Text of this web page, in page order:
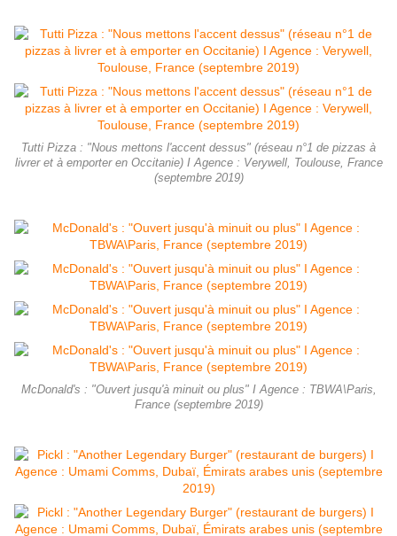
Tutti Pizza : "Nous mettons l'accent dessus" (réseau n°1 de pizzas à
livrer et à emporter en Occitanie) I Agence : Verywell, Toulouse, France
(septembre 2019)
McDonald's : "Ouvert jusqu'à minuit ou plus" I Agence : TBWA\Paris,
France (septembre 2019)